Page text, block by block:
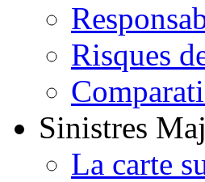
Risques
Sinistres
La carte